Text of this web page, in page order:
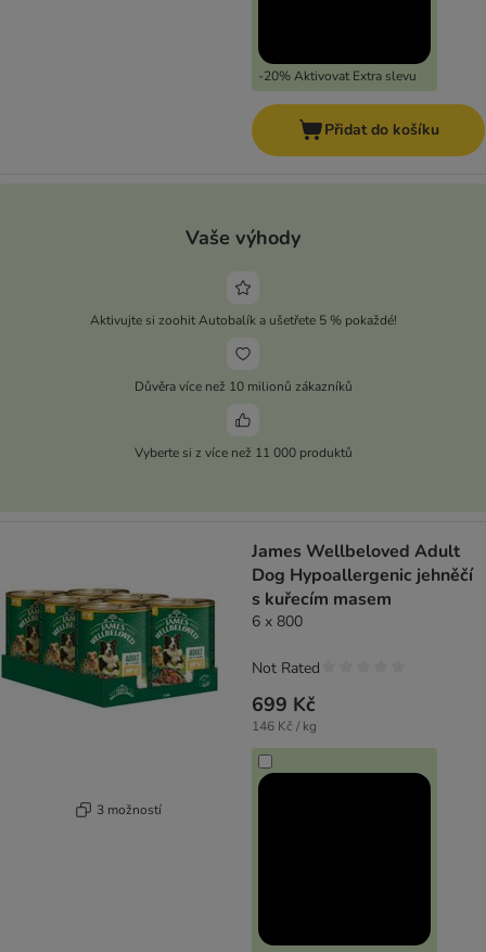
-20% Aktivovat Extra slevu
Přidat do košíku
Vaše výhody
Aktivujte si zoohit Autobalík a ušetřete 5 % pokaždé!
Důvěra více než 10 milionů zákazníků
Vyberte si z více než 11 000 produktů
3 možností
James Wellbeloved Adult
Dog Hypoallergenic jehněčí
s kuřecím masem
6 x 800
699 Kč
146 Kč / kg
Not Rated